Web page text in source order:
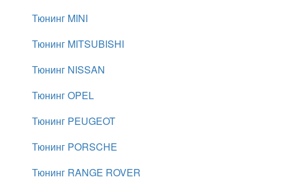
Тюнинг MINI
Тюнинг MITSUBISHI
Тюнинг NISSAN
Тюнинг OPEL
Тюнинг PEUGEOT
Тюнинг PORSCHE
Тюнинг RANGE ROVER